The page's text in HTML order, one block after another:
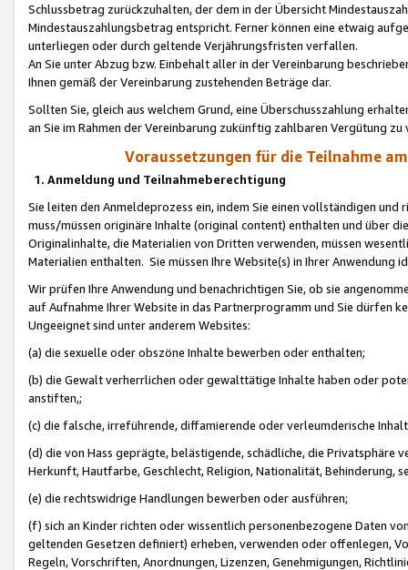
Schlussbetrag zurückzuhalten, der dem in der Übersicht
Mindestauszahlungsbetrag entspricht. Ferner können eine etwaig
unterliegen oder durch geltende Verjährungsfristen verfallen.
An Sie unter Abzug bzw. Einbehalt aller in der Vereinbarung
Ihnen gemäß der Vereinbarung zustehenden Beträge dar.
Sollten Sie, gleich aus welchem Grund, eine Überschusszahlung
an Sie im Rahmen der Vereinbarung zukünftig zahlbaren Vergütung zu
Voraussetzungen für die Teilnahme
1. Anmeldung und Teilnahmeberechtigung
Sie leiten den Anmeldeprozess ein, indem Sie einen vollständigen
muss/müssen originäre Inhalte (original content) enthalten und über
Originalinhalte, die Materialien von Dritten verwenden, müssen
Materialien enthalten. Sie müssen Ihre Website(s) in Ihrer Anwendung
Wir prüfen Ihre Anwendung und benachrichtigen Sie, ob sie
auf Aufnahme Ihrer Website in das Partnerprogramm und Sie dürfen
Ungeeignet sind unter anderem Websites:
(a) die sexuelle oder obszöne Inhalte bewerben oder enthalten;
(b) die Gewalt verherrlichen oder gewalttätige Inhalte haben oder
anstiften,;
(c) die falsche, irreführende, diffamierende oder verleumderische
(d) die von Hass geprägte, belästigende, schädliche, die Privatsphäre
Herkunft, Hautfarbe, Geschlecht, Religion, Nationalität, Behinderung,
(e) die rechtswidrige Handlungen bewerben oder ausführen;
(f) sich an Kinder richten oder wissentlich personenbezogene Daten
geltenden Gesetzen definiert) erheben, verwenden oder offenlegen,
Regeln, Vorschriften, Anordnungen, Lizenzen, Genehmigungen,